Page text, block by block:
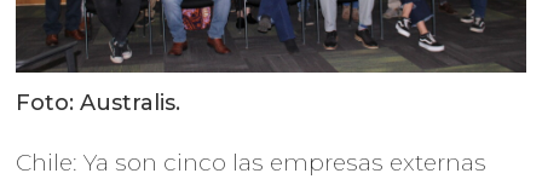
Foto: Australis.
Chile: Ya son cinco las empresas externas